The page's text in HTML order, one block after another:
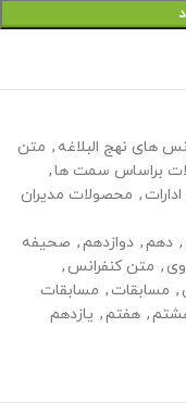
های نهج البلاغه , متن
براساس سمت ها,
, محصولات مدیران
, دهم, دوازدهم, صحیفه
, متن کنفرانس ,
, مسابقات , مسابقات
, هفتم, یازدهم